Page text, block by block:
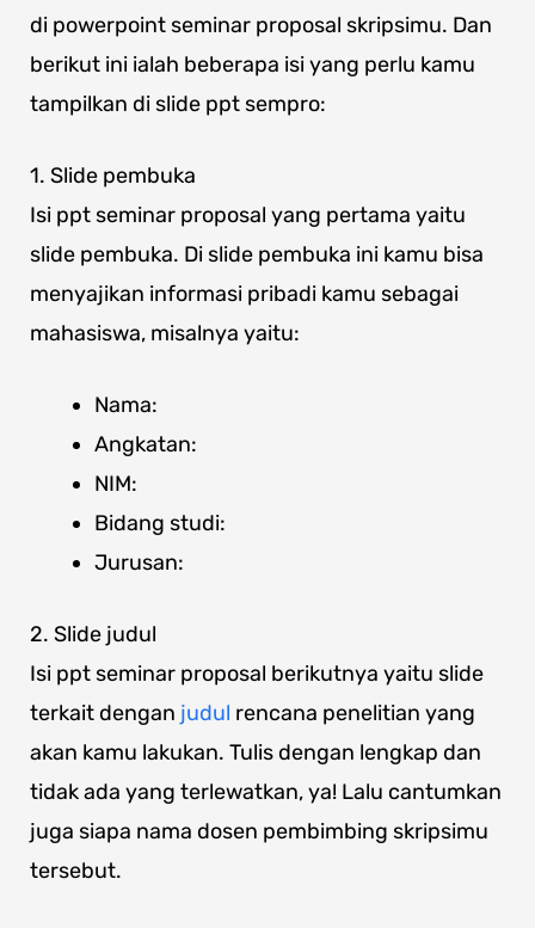
di powerpoint seminar proposal skripsimu. Dan
berikut ini ialah beberapa isi yang perlu kamu
tampilkan di slide ppt sempro:
1. Slide pembuka
Isi ppt seminar proposal yang pertama yaitu
slide pembuka. Di slide pembuka ini kamu bisa
menyajikan informasi pribadi kamu sebagai
mahasiswa, misalnya yaitu:
Nama:
Angkatan:
NIM:
Bidang studi:
Jurusan:
2. Slide judul
Isi ppt seminar proposal berikutnya yaitu slide
terkait dengan judul rencana penelitian yang
akan kamu lakukan. Tulis dengan lengkap dan
tidak ada yang terlewatkan, ya! Lalu cantumkan
juga siapa nama dosen pembimbing skripsimu
tersebut.